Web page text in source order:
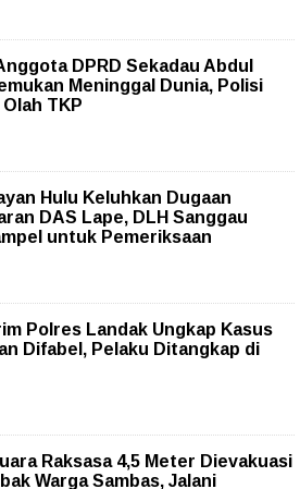
DPRD Sekadau Abdul
Meninggal Dunia, Polisi
TKP
Hulu Keluhkan Dugaan
DAS Lape, DLH Sanggau
untuk Pemeriksaan
Polres Landak Ungkap Kasus
Difabel, Pelaku Ditangkap di
Raksasa 4,5 Meter Dievakuasi
Warga Sambas, Jalani